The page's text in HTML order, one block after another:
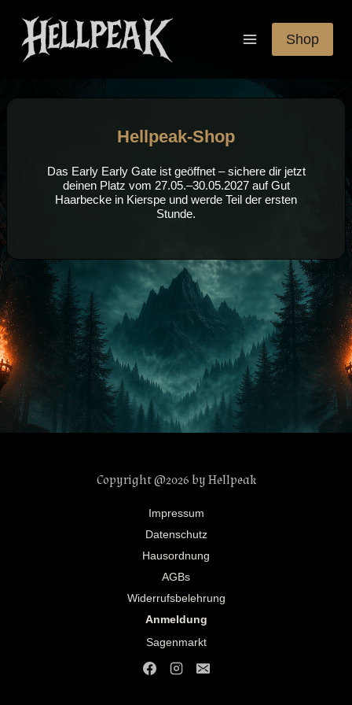
Inhalt
springen
Shop
Hellpeak-Shop
Das Early Early Gate ist geöffnet – sichere dir jetzt
deinen Platz vom 27.05.–30.05.2027 auf Gut
Haarbecke in Kierspe und werde Teil der ersten
Stunde.
Copyright @2026 by Hellpeak
Impressum
Datenschutz
Hausordnung
AGBs
Widerrufsbelehrung
Anmeldung
Sagenmarkt